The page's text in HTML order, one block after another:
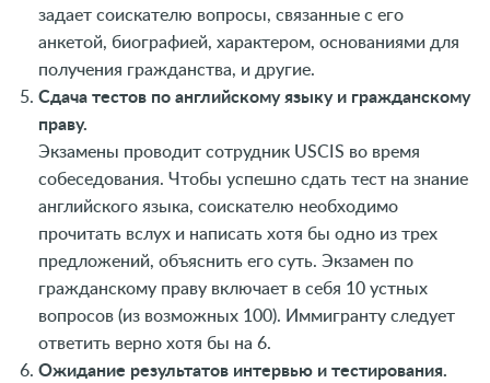
задает соискателю вопросы, связанные с его
анкетой, биографией, характером, основаниями для
получения гражданства, и другие.
Сдача тестов по английскому языку и гражданскому
праву.
Экзамены проводит сотрудник USCIS во время
собеседования. Чтобы успешно сдать тест на знание
английского языка, соискателю необходимо
прочитать вслух и написать хотя бы одно из трех
предложений, объяснить его суть. Экзамен по
гражданскому праву включает в себя 10 устных
вопросов (из возможных 100). Иммигранту следует
ответить верно хотя бы на 6.
Ожидание результатов интервью и тестирования.